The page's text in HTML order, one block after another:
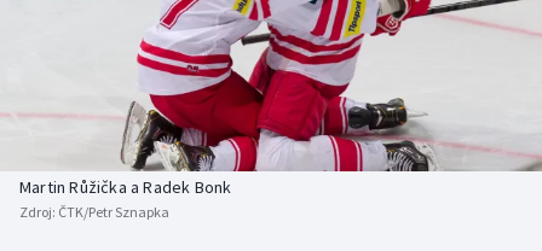
Americký fotbal
Baseball a softbal
Basketbal
Biatlon
NEPŘEHLÉDNĚTE
Historické návraty
Aplikace ČT sport
Martin Růžička a Radek Bonk
Zdroj: ČTK/Petr Sznapka